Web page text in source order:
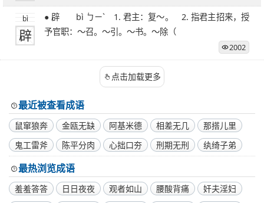
bì
辟
● 辟 bì ㄅㄧˋ 1. 君主：复～。 2. 指君主招来，授
予官职：～召。～引。～书。～除（
2002
点击加载更多
最近被查看成语
鼠窜狼奔 金瓯无缺 阿基米德 相差无几
那搭儿里
鬼工雷斧
陈平分肉 心拙口夯 刑期无刑 纨绮子弟
最热浏览成语
羞羞答答 日日夜夜 观者如山 腰酸背痛
奸夫淫妇